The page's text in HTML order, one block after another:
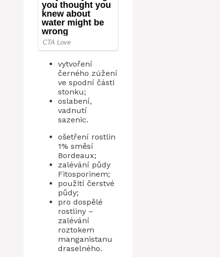
vytvoření
černého zúžení
ve spodní části
stonku;
oslabení,
vadnutí
sazenic.
ošetření rostlin
1% směsí
Bordeaux;
zalévání půdy
Fitosporinem;
použití čerstvé
půdy;
pro dospělé
rostliny –
zalévání
roztokem
manganistanu
draselného.